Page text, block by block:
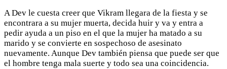
A Dev le cuesta creer que Vikram llegara de la fiesta y se
encontrara a su mujer muerta, decida huir y va y entra a
pedir ayuda a un piso en el que la mujer ha matado a su
marido y se convierte en sospechoso de asesinato
nuevamente. Aunque Dev también piensa que puede ser que
el hombre tenga mala suerte y todo sea una coincidencia.